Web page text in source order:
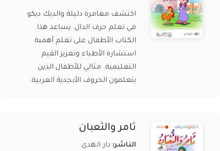
اكتشف مغامرة دليلة والديك ديكو
في تعلم حرف الدال. يساعد هذا
الكتاب الأطفال على تعلم أهمية
استشارة الأطباء وتعزيز القيم
التعليمية. مثالي للأطفال الذين
يتعلمون الحروف الأبجدية العربية.
ثامر والثعبان
الناشر: دار الهدى